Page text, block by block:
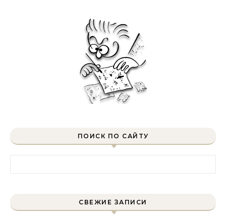
ПОИСК ПО САЙТУ
СВЕЖИЕ ЗАПИСИ